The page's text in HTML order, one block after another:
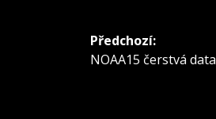
Navigace
pro
Předchozí:
Předchozí
NOAA15 čerstvá data